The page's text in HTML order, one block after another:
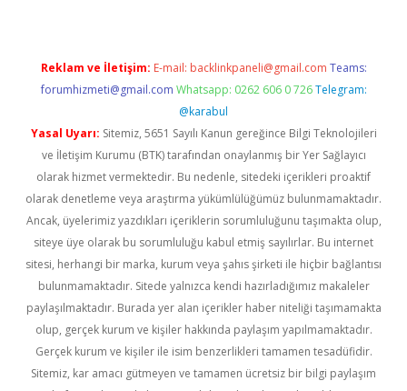
Reklam ve İletişim: E-mail: backlinkpaneli@gmail.com Teams:
forumhizmeti@gmail.com Whatsapp: 0262 606 0 726 Telegram:
@karabul
Yasal Uyarı: Sitemiz, 5651 Sayılı Kanun gereğince Bilgi Teknolojileri
ve İletişim Kurumu (BTK) tarafından onaylanmış bir Yer Sağlayıcı
olarak hizmet vermektedir. Bu nedenle, sitedeki içerikleri proaktif
olarak denetleme veya araştırma yükümlülüğümüz bulunmamaktadır.
Ancak, üyelerimiz yazdıkları içeriklerin sorumluluğunu taşımakta olup,
siteye üye olarak bu sorumluluğu kabul etmiş sayılırlar. Bu internet
sitesi, herhangi bir marka, kurum veya şahıs şirketi ile hiçbir bağlantısı
bulunmamaktadır. Sitede yalnızca kendi hazırladığımız makaleler
paylaşılmaktadır. Burada yer alan içerikler haber niteliği taşımamakta
olup, gerçek kurum ve kişiler hakkında paylaşım yapılmamaktadır.
Gerçek kurum ve kişiler ile isim benzerlikleri tamamen tesadüfidir.
Sitemiz, kar amacı gütmeyen ve tamamen ücretsiz bir bilgi paylaşım